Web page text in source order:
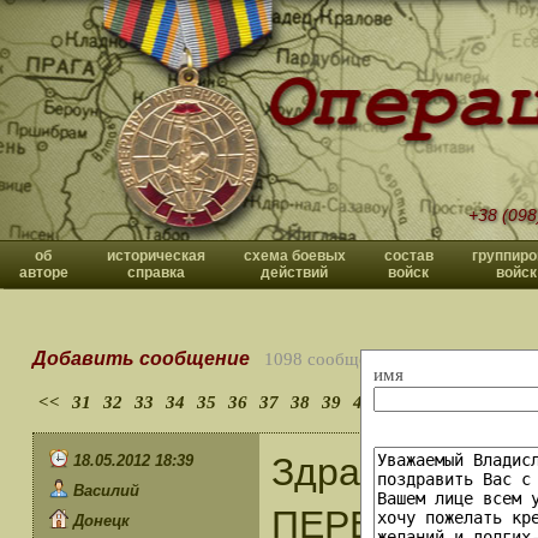
+38
об
авторе
историческая
справка
схема боевых
действий
состав
войск
войск
имя
Добавить сообщение 1098 сообщений
<< 31 32 33 34 35 36 37 38 39 40
18.05.2012 18:39
Василий
Донецк
Здравия
ПЕРЕЧНЕ